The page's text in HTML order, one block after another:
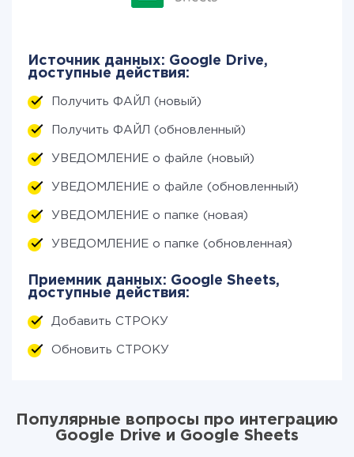
Источник данных: Google Drive,
доступные действия:
Получить ФАЙЛ (новый)
Получить ФАЙЛ (обновленный)
УВЕДОМЛЕНИЕ о файле (новый)
УВЕДОМЛЕНИЕ о файле (обновленный)
УВЕДОМЛЕНИЕ о папке (новая)
УВЕДОМЛЕНИЕ о папке (обновленная)
Приемник данных: Google Sheets,
доступные действия:
Добавить СТРОКУ
Обновить СТРОКУ
Популярные вопросы про интеграцию
Google Drive и Google Sheets